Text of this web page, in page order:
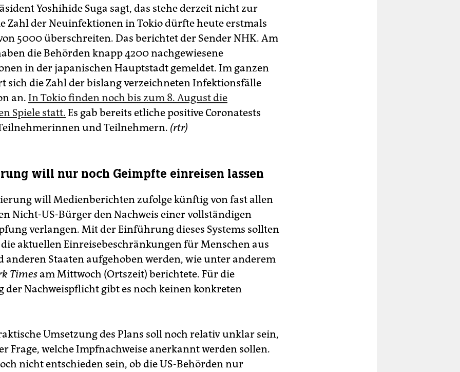
Yoshihide Suga sagt, das stehe derzeit nicht zur
Zahl der Neuinfektionen in Tokio dürfte heute erstmals
5000 überschreiten. Das berichtet der Sender NHK. Am
die Behörden knapp 4200 nachgewiesene
in der japanischen Hauptstadt gemeldet. Im ganzen
sich die Zahl der bislang verzeichneten Infektionsfälle
an. In Tokio finden noch bis zum 8. August die
Spiele statt. Es gab bereits etliche positive Coronatests
und Teilnehmern. (rtr)
will nur noch Geimpfte einreisen lassen
will Medienberichten zufolge künftig von fast allen
Nicht-US-Bürger den Nachweis einer vollständigen
verlangen. Mit der Einführung dieses Systems sollten
aktuellen Einreisebeschränkungen für Menschen aus
anderen Staaten aufgehoben werden, wie unter anderem
Timesam Mittwoch (Ortszeit) berichtete. Für die
Nachweispflicht gibt es noch keinen konkreten
Umsetzung des Plans soll noch relativ unklar sein,
Frage, welche Impfnachweise anerkannt werden sollen.
nicht entschieden sein, ob die US-Behörden nur